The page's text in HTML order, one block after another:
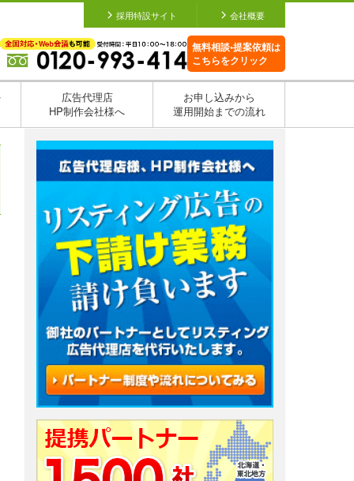
採用特設サイト 会社概要
無料相談•提案依頼は
こちらをクリック
広告代理店
HP制作会社様へ
お申し込みから
運用開始までの流れ